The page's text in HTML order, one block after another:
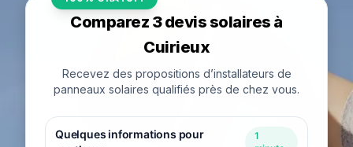
Comparez 3 devis solaires à
Cuirieux
Recevez des propositions d’installateurs de
panneaux solaires qualifiés près de chez vous.